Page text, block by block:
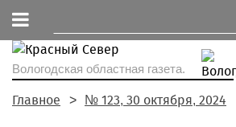
Вологодская областная газета.
Главное № 123, 30 октября, 2024